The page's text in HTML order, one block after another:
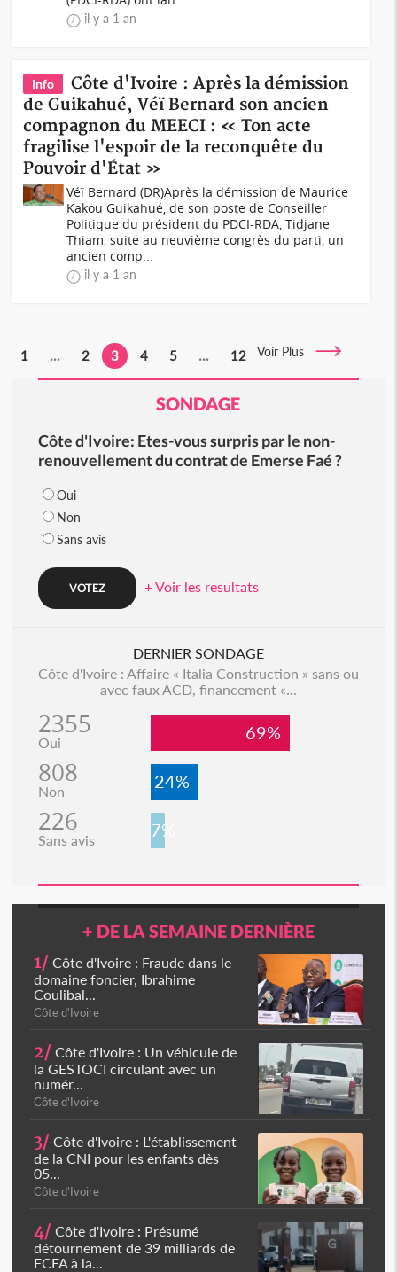
il y a 1 an
Info
Côte d'Ivoire : Après la démission
de Guikahué, Véï Bernard son ancien
compagnon du MEECI : « Ton acte
fragilise l'espoir de la reconquête du
Pouvoir d'État »
Véï Bernard (DR)Après la démission de Maurice
Kakou Guikahué, de son poste de Conseiller
Politique du président du PDCI-RDA, Tidjane
Thiam, suite au neuvième congrès du parti, un
ancien comp...
il y a 1 an
1 ... 2 3 4 5 ... 12 Voir Plus
SONDAGE
Côte d'Ivoire: Etes-vous surpris par le non-
renouvellement du contrat de Emerse Faé ?
Oui
Non
Sans avis
+ Voir les resultats
DERNIER SONDAGE
Côte d'Ivoire : Affaire « Italia Construction » sans ou
avec faux ACD, financement «...
2355
Oui 69%
808
Non 24%
226
Sans avis 7%
+ DE LA SEMAINE DERNIÈRE
1/ Côte d'Ivoire : Fraude dans le
domaine foncier, Ibrahime
Coulibal...
Côte d'Ivoire
2/ Côte d'Ivoire : Un véhicule de
la GESTOCI circulant avec un
numér...
Côte d'Ivoire
3/ Côte d'Ivoire : L'établissement
de la CNI pour les enfants dès
05...
Côte d'Ivoire
4/ Côte d'Ivoire : Présumé
détournement de 39 milliards de
FCFA à la...